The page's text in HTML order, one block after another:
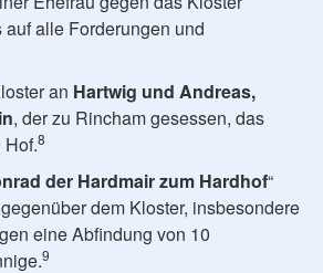
alle Forderungen und
an Hartwig und Andreas,
, der zu Rincham gesessen, das
8
der Hardmair zum Hardhof“
dem Kloster, insbesondere
eine Abfindung von 10
9